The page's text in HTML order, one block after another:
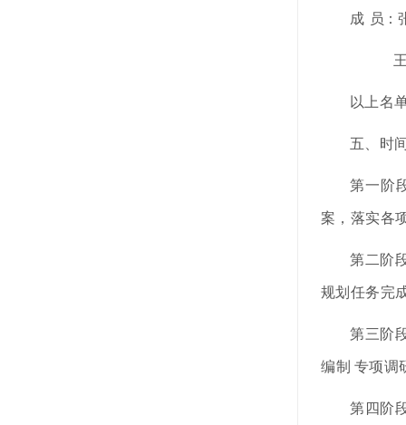
成 员：
以上名
五、时
第一阶
案，落实各
第二阶
规划任务完
第三阶
编制 专项调
第四阶